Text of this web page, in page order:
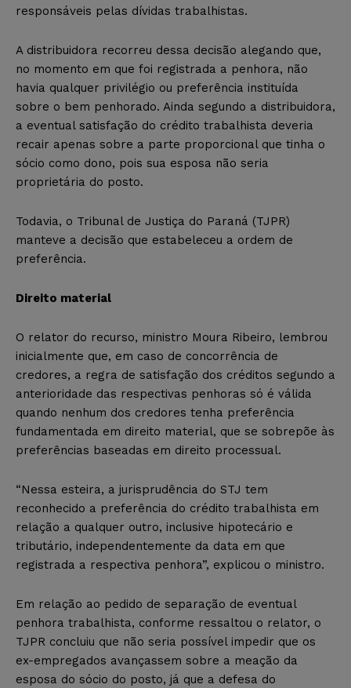
responsáveis pelas dívidas trabalhistas.
A distribuidora recorreu dessa decisão alegando que,
no momento em que foi registrada a penhora, não
havia qualquer privilégio ou preferência instituída
sobre o bem penhorado. Ainda segundo a distribuidora,
a eventual satisfação do crédito trabalhista deveria
recair apenas sobre a parte proporcional que tinha o
sócio como dono, pois sua esposa não seria
proprietária do posto.
Todavia, o Tribunal de Justiça do Paraná (TJPR)
manteve a decisão que estabeleceu a ordem de
preferência.
Direito material
O relator do recurso, ministro Moura Ribeiro, lembrou
inicialmente que, em caso de concorrência de
credores, a regra de satisfação dos créditos segundo a
anterioridade das respectivas penhoras só é válida
quando nenhum dos credores tenha preferência
fundamentada em direito material, que se sobrepõe às
preferências baseadas em direito processual.
“Nessa esteira, a jurisprudência do STJ tem
reconhecido a preferência do crédito trabalhista em
relação a qualquer outro, inclusive hipotecário e
tributário, independentemente da data em que
registrada a respectiva penhora”, explicou o ministro.
Em relação ao pedido de separação de eventual
penhora trabalhista, conforme ressaltou o relator, o
TJPR concluiu que não seria possível impedir que os
ex-empregados avançassem sobre a meação da
esposa do sócio do posto, já que a defesa do